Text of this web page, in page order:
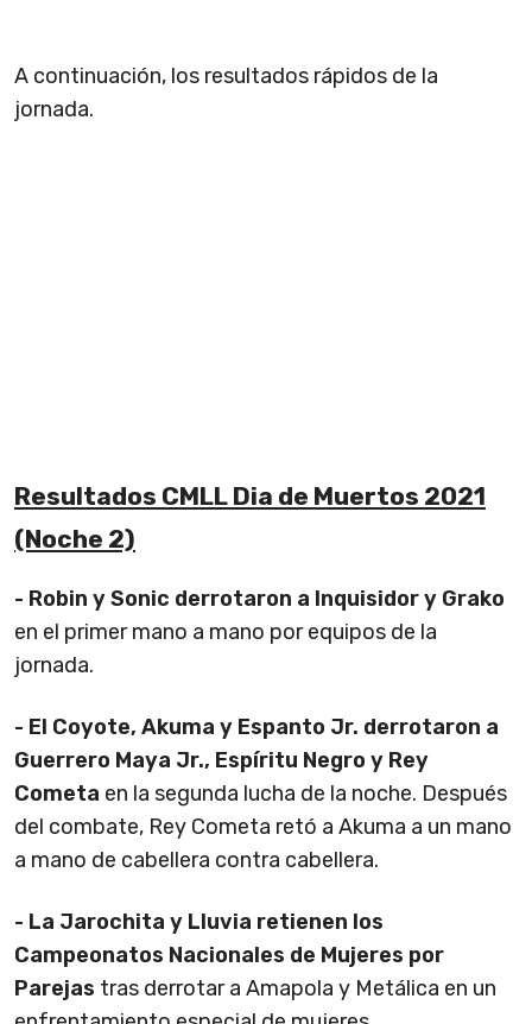
A continuación, los resultados rápidos de la
jornada.
Resultados CMLL Dia de Muertos 2021
(Noche 2)
- Robin y Sonic derrotaron a Inquisidor y Grako
en el primer mano a mano por equipos de la
jornada.
- El Coyote, Akuma y Espanto Jr. derrotaron a
Guerrero Maya Jr., Espíritu Negro y Rey
Cometa en la segunda lucha de la noche. Después
del combate, Rey Cometa retó a Akuma a un mano
a mano de cabellera contra cabellera.
- La Jarochita y Lluvia retienen los
Campeonatos Nacionales de Mujeres por
Parejas tras derrotar a Amapola y Metálica en un